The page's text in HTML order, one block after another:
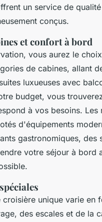
un service de
conçus.
et confort à bord
vous aurez le
de cabines, allant
luxueuses avec
budget, vous
à vos besoins. Les
d'équipements
gastronomiques, des
votre séjour à bord
croisière unique varie en
des escales et de la